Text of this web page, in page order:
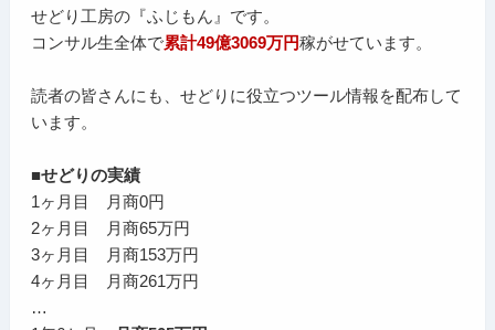
せどり工房の『ふじもん』です。
コンサル生全体で累計49億3069万円稼がせています。
読者の皆さんにも、せどりに役立つツール情報を配布して
います。
■せどりの実績
1ヶ月目 月商0円
2ヶ月目 月商65万円
3ヶ月目 月商153万円
4ヶ月目 月商261万円
…